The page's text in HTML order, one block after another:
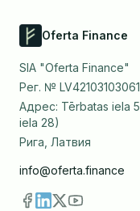
Oferta Finance
SIA "Oferta Finance"
Рег. № LV42103103061
Адрес: Tērbatas iela
iela 28)
Рига, Латвия
info@oferta.finance